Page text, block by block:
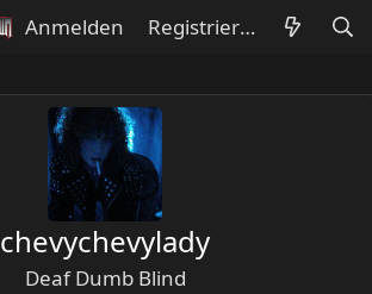
Anmelden Registrieren
chevychevylady
Deaf Dumb Blind